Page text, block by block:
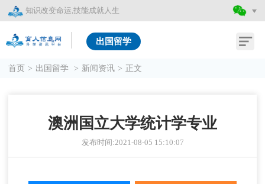
知识改变命运,技能成就人生
出国留学
首页 > 出国留学 > 新闻资讯 > 正文
澳洲国立大学统计学专业
发布时间:2021-08-05 15:10:07